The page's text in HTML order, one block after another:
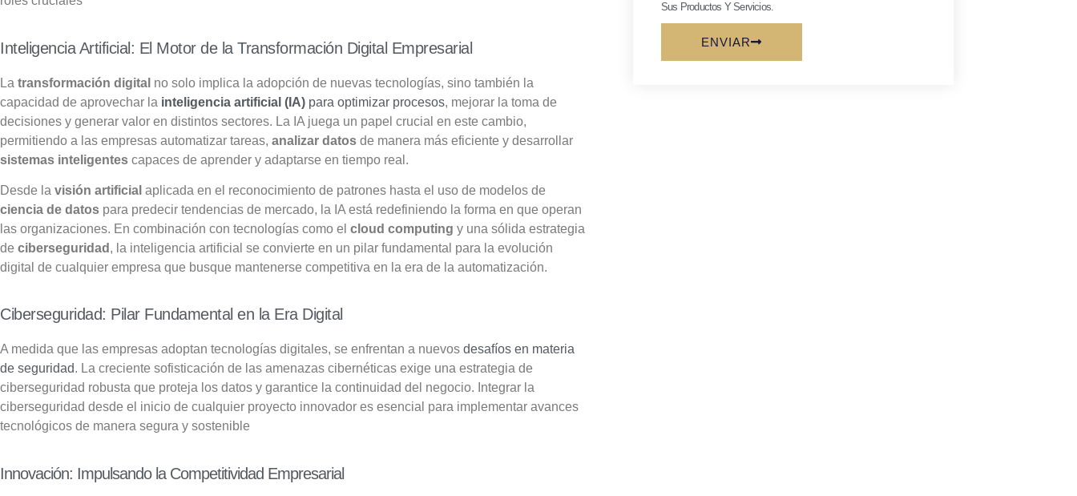
Inteligencia Artificial: El Motor de la Transformación Digital Empresarial
La transformación digital no solo implica la adopción de nuevas tecnologías, sino también la
capacidad de aprovechar la inteligencia artificial (IA) para optimizar procesos, mejorar la toma de
decisiones y generar valor en distintos sectores. La IA juega un papel crucial en este cambio,
permitiendo a las empresas automatizar tareas, analizar datos de manera más eficiente y desarrollar
sistemas inteligentes capaces de aprender y adaptarse en tiempo real.
Desde la visión artificial aplicada en el reconocimiento de patrones hasta el uso de modelos de
ciencia de datos para predecir tendencias de mercado, la IA está redefiniendo la forma en que operan
las organizaciones. En combinación con tecnologías como el cloud computing y una sólida estrategia
de ciberseguridad , la inteligencia artificial se convierte en un pilar fundamental para la evolución
digital de cualquier empresa que busque mantenerse competitiva en la era de la automatización.
Ciberseguridad: Pilar Fundamental en la Era Digital
A medida que las empresas adoptan tecnologías digitales, se enfrentan a nuevos desafíos en materia
de seguridad. La creciente sofisticación de las amenazas cibernéticas exige una estrategia de
ciberseguridad robusta que proteja los datos y garantice la continuidad del negocio. Integrar la
ciberseguridad desde el inicio de cualquier proyecto innovador es esencial para implementar avances
tecnológicos de manera segura y sostenible
Innovación: Impulsando la Competitividad Empresarial
Sus Productos Y Servicios.
ENVIAR